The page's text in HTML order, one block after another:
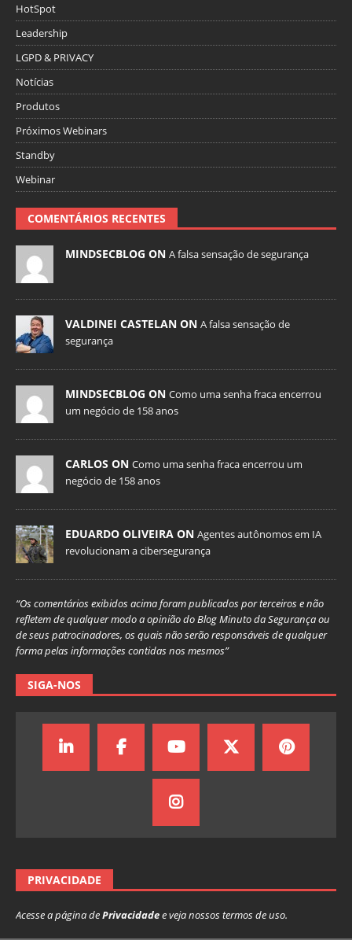
HotSpot
Leadership
LGPD & PRIVACY
Notícias
Produtos
Próximos Webinars
Standby
Webinar
COMENTÁRIOS RECENTES
MINDSECBLOG ON A falsa sensação de segurança
VALDINEI CASTELAN ON A falsa sensação de
segurança
MINDSECBLOG ON Como uma senha fraca encerrou
um negócio de 158 anos
CARLOS ON Como uma senha fraca encerrou um
negócio de 158 anos
EDUARDO OLIVEIRA ON Agentes autônomos em IA
revolucionam a cibersegurança
“Os comentários exibidos acima foram publicados por terceiros e não
refletem de qualquer modo a opinião do Blog Minuto da Segurança ou
de seus patrocinadores, os quais não serão responsáveis de qualquer
forma pelas informações contidas nos mesmos”
SIGA-NOS
PRIVACIDADE
Acesse a página dePrivacidadee veja nossos termos de uso.